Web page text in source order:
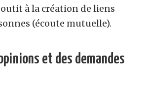
à la création de liens
(écoute mutuelle).
et des demandes